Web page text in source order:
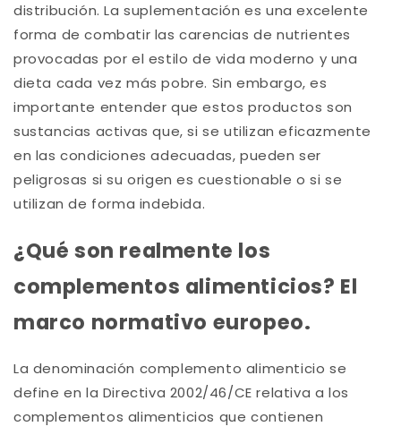
distribución. La suplementación es una excelente
forma de combatir las carencias de nutrientes
provocadas por el estilo de vida moderno y una
dieta cada vez más pobre. Sin embargo, es
importante entender que estos productos son
sustancias activas que, si se utilizan eficazmente
en las condiciones adecuadas, pueden ser
peligrosas si su origen es cuestionable o si se
utilizan de forma indebida.
¿Qué son realmente los
complementos alimenticios? El
marco normativo europeo.
La denominación complemento alimenticio se
define en la Directiva 2002/46/CE relativa a los
complementos alimenticios que contienen